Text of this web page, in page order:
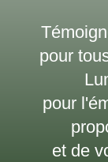
pour
pour
et de